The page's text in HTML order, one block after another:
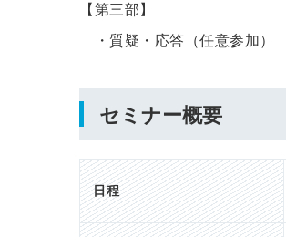
【第三部】
・質疑・応答（任意参加）
セミナー概要
日程